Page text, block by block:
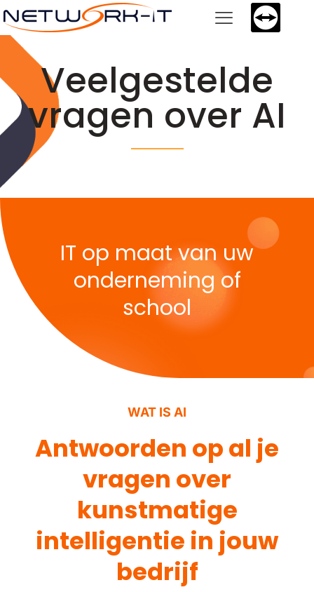
Veelgestelde
vragen over AI
IT op maat van uw
onderneming of
school
WAT IS AI​
Antwoorden op al je
vragen over
kunstmatige
intelligentie in jouw
bedrijf